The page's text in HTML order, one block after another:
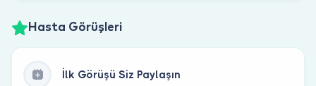
Hasta Görüşleri
İlk Görüşü Siz Paylaşın